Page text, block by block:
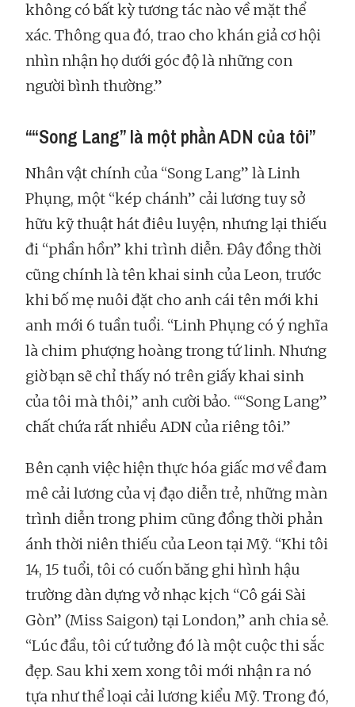
không có bất kỳ tương tác nào về mặt thể
xác. Thông qua đó, trao cho khán giả cơ hội
nhìn nhận họ dưới góc độ là những con
người bình thường.”
““Song Lang” là một phần ADN của tôi”
Nhân vật chính của “Song Lang” là Linh
Phụng, một “kép chánh” cải lương tuy sở
hữu kỹ thuật hát điêu luyện, nhưng lại thiếu
đi “phần hồn” khi trình diễn. Đây đồng thời
cũng chính là tên khai sinh của Leon, trước
khi bố mẹ nuôi đặt cho anh cái tên mới khi
anh mới 6 tuần tuổi. “Linh Phụng có ý nghĩa
là chim phượng hoàng trong tứ linh. Nhưng
giờ bạn sẽ chỉ thấy nó trên giấy khai sinh
của tôi mà thôi,” anh cười bảo. ““Song Lang”
chất chứa rất nhiều ADN của riêng tôi.”
Bên cạnh việc hiện thực hóa giấc mơ về đam
mê cải lương của vị đạo diễn trẻ, những màn
trình diễn trong phim cũng đồng thời phản
ánh thời niên thiếu của Leon tại Mỹ. “Khi tôi
14, 15 tuổi, tôi có cuốn băng ghi hình hậu
trường dàn dựng vở nhạc kịch “Cô gái Sài
Gòn” (Miss Saigon) tại London,” anh chia sẻ.
“Lúc đầu, tôi cứ tưởng đó là một cuộc thi sắc
đẹp. Sau khi xem xong tôi mới nhận ra nó
tựa như thể loại cải lương kiểu Mỹ. Trong đó,